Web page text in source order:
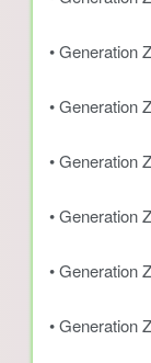
• Generation
• Generation
• Generation
• Generation
• Generation
• Generation